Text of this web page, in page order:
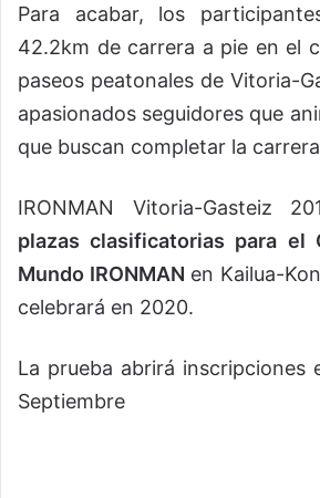
Para acabar, los
42.2km de carrera a pie en el
paseos peatonales de Vitoria-
apasionados seguidores que
que buscan completar la
IRONMAN Vitoria-Gasteiz
plazas clasificatorias para el
Mundo IRONMAN en Kailua-
celebrará en 2020.
La prueba abrirá inscripciones
Septiembre